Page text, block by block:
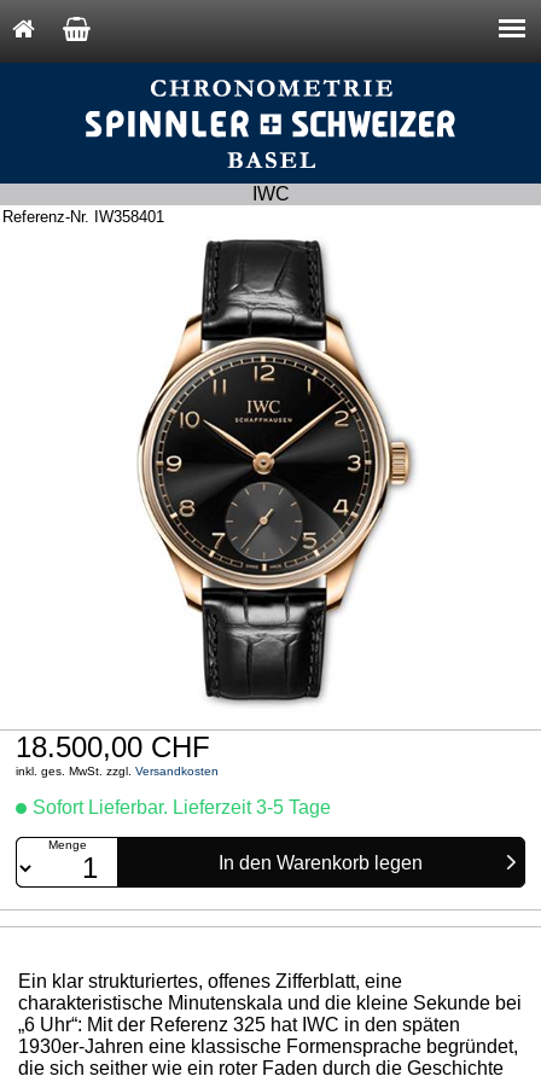
IWC
Referenz-Nr. IW358401
18.500,00 CHF
inkl. ges. MwSt. zzgl.Versandkosten
Sofort Lieferbar. Lieferzeit 3-5 Tage
Menge
Ein klar strukturiertes, offenes Zifferblatt, eine
charakteristische Minutenskala und die kleine Sekunde bei
„6 Uhr“: Mit der Referenz 325 hat IWC in den späten
1930er-Jahren eine klassische Formensprache begründet,
die sich seither wie ein roter Faden durch die Geschichte